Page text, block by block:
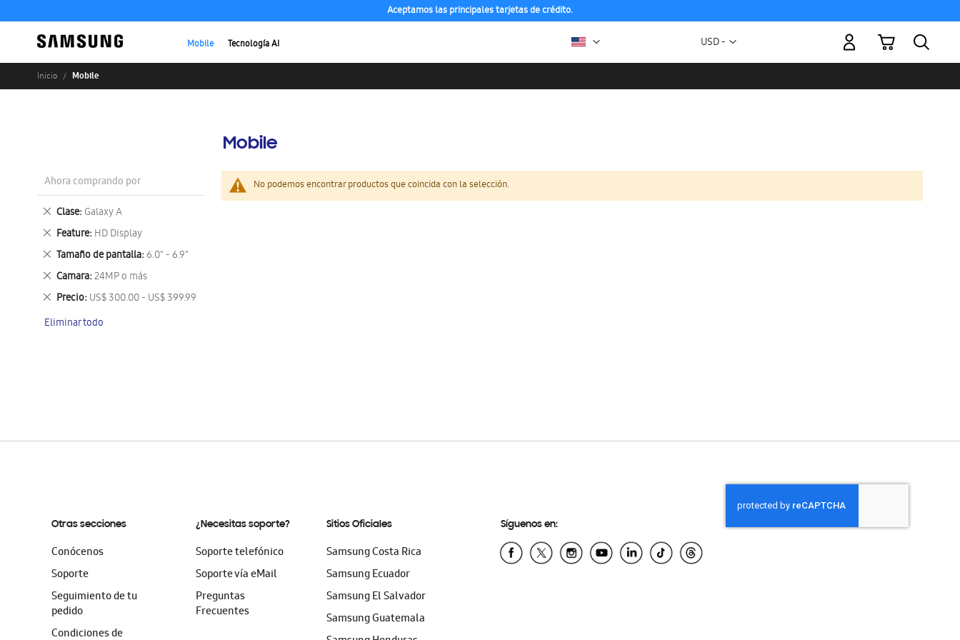
Aceptamos las principales tarjetas de crédito.
Mobile Tecnología AI Moneda
USD -
Mi carrito
Inicio Mobile
Mobile
No podemos encontrar productos que coincida con la selección.
Ahora comprando por
Clase Galaxy A
Eliminar
este
artículo
Feature HD Display
Eliminar
este
artículo
Tamaño de pantalla 6.0" - 6.9"
Eliminar
este
artículo
Camara 24MP o más
Eliminar
este
artículo
Precio US$ 300.00 - US$ 399.99
Eliminar
artículo
Eliminar todo
Otras secciones
Conócenos
Soporte
Seguimiento de tu
pedido
Condiciones de
¿Necesitas soporte?
Soporte telefónico
Soporte vía eMail
Preguntas
Frecuentes
Sitios Oficiales
Samsung Costa Rica
Samsung Ecuador
Samsung El Salvador
Samsung Guatemala
Síguenos en: